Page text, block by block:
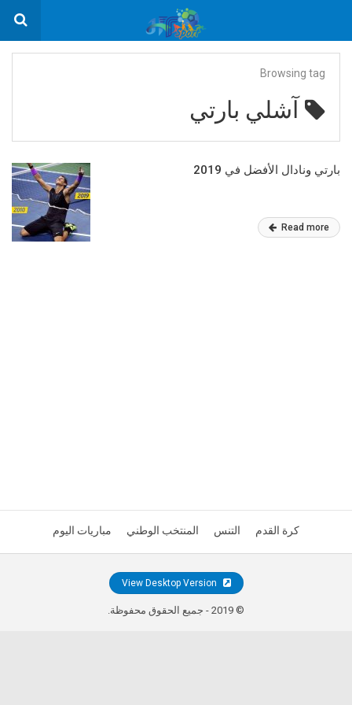
Browsing tag
آشلي بارتي
بارتي ونادال الأفضل في 2019
Read more
كرة القدم التنس المنتخب الوطني مباريات اليوم
© 2019 - جميع الحقوق محفوظة.